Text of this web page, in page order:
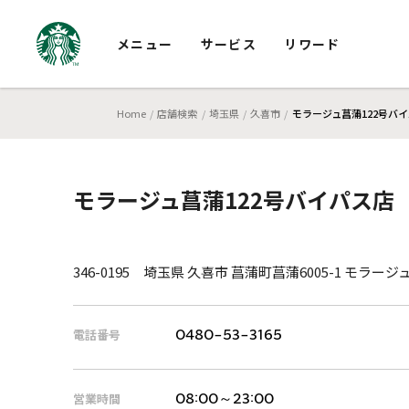
メニュー サービス リワード
Home 店舗検索 埼玉県 久喜市 モラージュ菖蒲122号バ
モラージュ菖蒲122号バイパス店
346-0195 埼玉県 久喜市 菖蒲町菖蒲6005-1 モラージ
電話番号 0480-53-3165
営業時間 08:00～23:00